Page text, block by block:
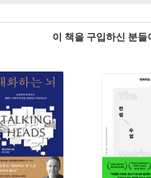
이 책을 구입하신 분